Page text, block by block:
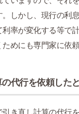
。しかし、現行の利
率が変化する等で
ためにも専門家に依
代行を依頼した
き直し計算の代行